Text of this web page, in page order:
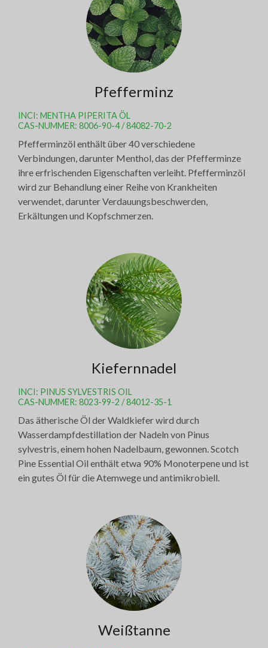
Pfefferminz
INCI: MENTHA PIPERITA ÖL
CAS-NUMMER: 8006-90-4 / 84082-70-2
Pfefferminzöl enthält über 40 verschiedene
Verbindungen, darunter Menthol, das der Pfefferminze
ihre erfrischenden Eigenschaften verleiht. Pfefferminzöl
wird zur Behandlung einer Reihe von Krankheiten
verwendet, darunter Verdauungsbeschwerden,
Erkältungen und Kopfschmerzen.
Kiefernnadel
INCI: PINUS SYLVESTRIS OIL
CAS-NUMMER: 8023-99-2 / 84012-35-1
Das ätherische Öl der Waldkiefer wird durch
Wasserdampfdestillation der Nadeln von Pinus
sylvestris, einem hohen Nadelbaum, gewonnen. Scotch
Pine Essential Oil enthält etwa 90% Monoterpene und ist
ein gutes Öl für die Atemwege und antimikrobiell.
Weißtanne